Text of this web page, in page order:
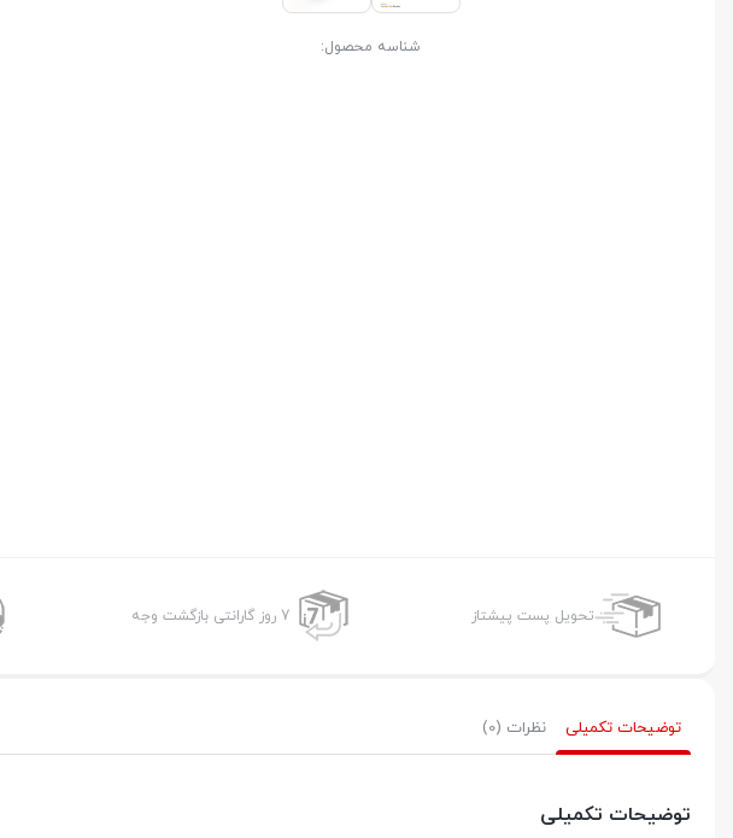
شناسه محصول:
تحویل پست پیشتاز 7 روز گارانتی بازگشت وجه
توضیحات تکمیلی نظرات (0)
توضیحات تکمیلی